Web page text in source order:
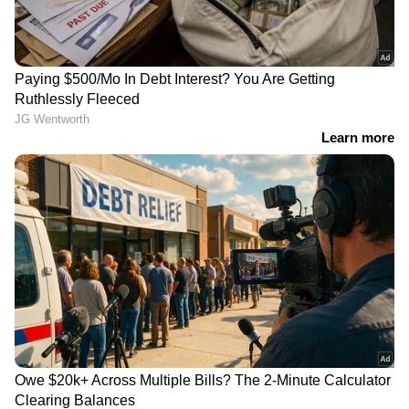
അക്രമം
ഇങ്ങനെയൊന്നുമല്ലെന്ന്
സ്വരാജ്, ഏത് ​
ഗാന്ധിയനായാലും
പ്രതികരിക്കുമെന്ന് ഇപി;
ഇഡി ഉദ്യോ​ഗസ്ഥരെ
ആക്രമിച്ച സംഭവത്തിൽ
ന്യായീകരണവുമായി
സിപിഎം നേതാക്കൾ
കാസർകോടിന്റെ ട്രെയിൻ
യാത്ര ക്ലേശത്തിന്
പരിഹാരം; റെയിൽവേ
മാസ്റ്റർ പ്ലാനുമായി ജില്ലാ
ഭരണകൂടം